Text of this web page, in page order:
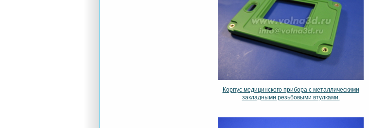
Корпус медицинского прибора с металлическими
закладными резьбовыми втулками.